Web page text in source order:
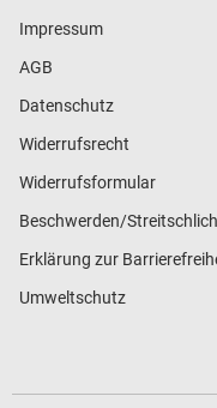
Impressum
AGB
Datenschutz
Widerrufsrecht
Widerrufsformular
Beschwerden/
Erklärung zur
Umweltschutz